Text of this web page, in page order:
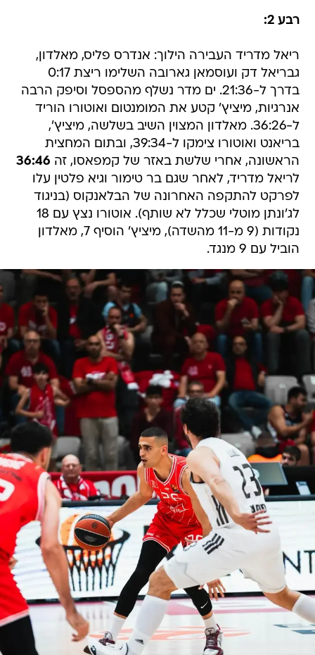
רבע 2:
ריאל מדריד העבירה הילוך: אנדרס פליס, מאלדון,
גבריאל דק ועוסמאן גארובה השלימו ריצת 0:17
בדרך ל-21:36. ים מדר נשלף מהספסל וסיפק הרבה
אנרגיות, מיציץ' קטע את המומנטום ואוטורו הוריד
ל-36:26. מאלדון המצוין השיב בשלשה, מיציץ',
בריאנט ואוטורו צימקו ל-39:34, ובתום המחצית
הראשונה, אחרי שלשת באזר של קמפאסו, זה 36:46
לריאל מדריד, לאחר שגם בר טימור וגיא פלטין עלו
לפרקט להתקפה האחרונה של הבלאנקוס (בניגוד
לג'ונתן מוטלי שכלל לא שותף). אוטורו נצץ עם 18
נקודות (9 מ-11 מהשדה), מיציץ' הוסיף 7, מאלדון
הוביל עם 9 מנגד.